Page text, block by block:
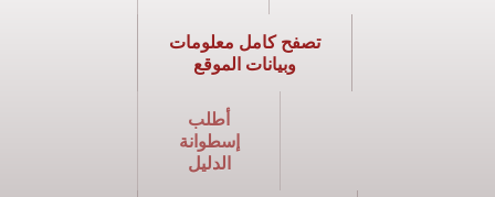
تصفح كامل معلومات
وبيانات الموقع
أطلب
إسطوانة
الدليل